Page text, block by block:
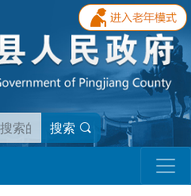
搜索